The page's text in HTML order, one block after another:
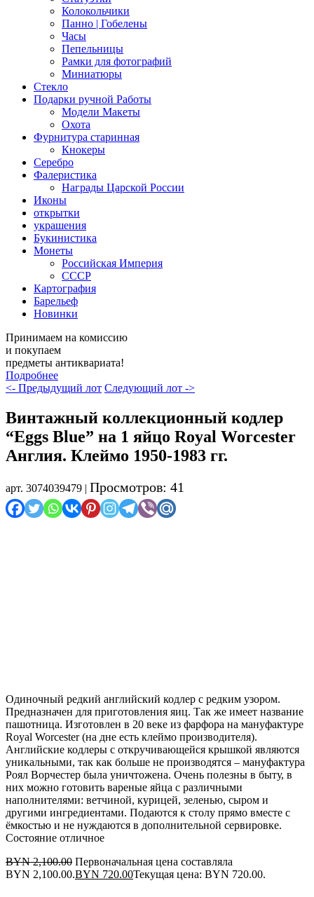
Колокольчики
Панно | Гобелены
Часы
Пепельницы
Рамки для фотографий
Миниатюры
Стекло
Подарки ручной Работы
Модели Макеты
Охота
Фурнитура старинная
Кнокеры
Серебро
Фалеристика
Награды Царской России
Иконы
открытки
украшения
Букинистика
Монеты
Российская Империя
СССР
Картография
Барельеф
Новинки
Принимаем на комиссию
и покупаем
предметы антиквариата!
Подробнее
<- Предыдущий лот Следующий лот ->
Винтажный коллекционный кодлер
“Eggs Blue” на 1 яйцо Royal Worcester
Англия. Клеймо 1950-1983 гг.
арт. 3074039479 | Просмотров: 41
Одиночный редкий английский кодлер с редким узором.
Предназначен для приготовления яиц. Так же имеет название
пашотница. Изготовлен в 20 веке из фарфора на мануфактуре
Royal Worcester (на дне есть клеймо производителя).
Английские кодлеры с откручивающейся крышкой являются
уникальными, так как больше не производятся – мануфактура
Роял Ворчестер была уничтожена. Очень полезны в быту, в
них можно готовить вареные яйца с различными
наполнителями: ветчиной, курицей, зеленью, сыром и
другими ингредиентами. Подаются к столу прямо вместе с
ёмкостью и не нуждаются в дополнительной сервировке.
Состояние отличное
BYN2,100.00 Первоначальная цена составляла
BYN 2,100.00.BYN 720.00Текущая цена: BYN 720.00.